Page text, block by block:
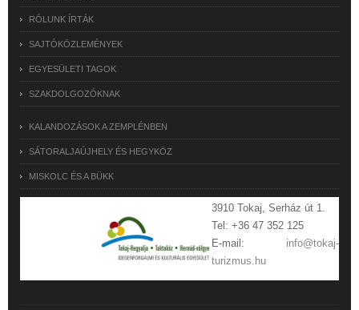
RÓLUNK ÍRTÁK
SAJTÓKÖZLEMÉNYEK
EGYESÜLETI TAGOK
SZAKDOLGOZÓKNAK
KALANDOZÁSOK A ZEMPLÉNBEN
SÁTORALJAÚJHELY ÉS HEGYKÖZ
MISKOLC ÉS A BÜKK
3910 Tokaj, Serház út 1.
Tel: +36 47 352 125
E-mail: info@tokaj-
turizmus.hu